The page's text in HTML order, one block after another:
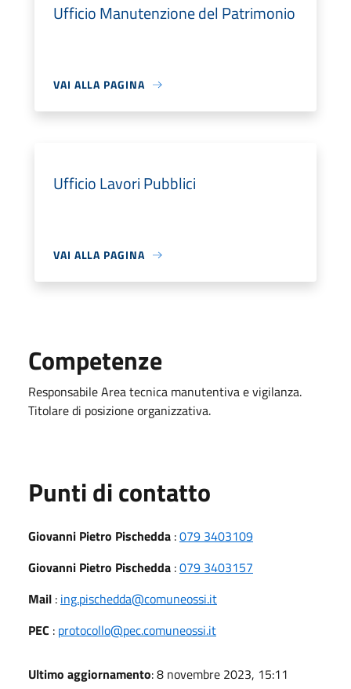
Ufficio Manutenzione del Patrimonio
VAI ALLA PAGINA
Ufficio Lavori Pubblici
VAI ALLA PAGINA
Competenze
Responsabile Area tecnica manutentiva e vigilanza.
Titolare di posizione organizzativa.
Punti di contatto
Giovanni Pietro Pischedda :079 3403109
Giovanni Pietro Pischedda :079 3403157
Mail : ing.pischedda@comuneossi.it
PEC : protocollo@pec.comuneossi.it
Ultimo aggiornamento: 8 novembre 2023, 15:11